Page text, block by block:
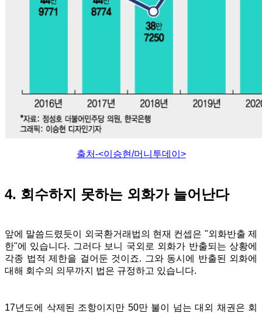
출처-<이승현/머니투데이>
4. 회수하지 못하는 외화가 늘어난다
앞에 말씀드렸듯이 외국환거래법의 현재 컨셉은 "외화반출 제
한"에 있습니다. 그러다 보니 국외로 외화가 반출되는 상황에
각종 법적 제한을 걸어둔 것이죠. 그와 동시에 반출된 외화에
대해 회수의 의무까지 법은 규정하고 있습니다.
17년도에 삭제된 조항이지만 50만 불이 넘는 대외 채권은 회